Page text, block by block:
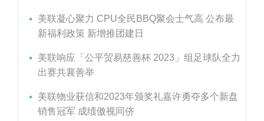
美联凝心聚力 CPU全民BBQ聚会士气高 公布最
新福利政策 新增推团建日
美联响应「公平贸易慈善杯 2023」组足球队全力
出赛共襄善举
美联物业获信和2023年颁奖礼嘉许勇夺多个新盘
销售冠军 成绩傲视同侪